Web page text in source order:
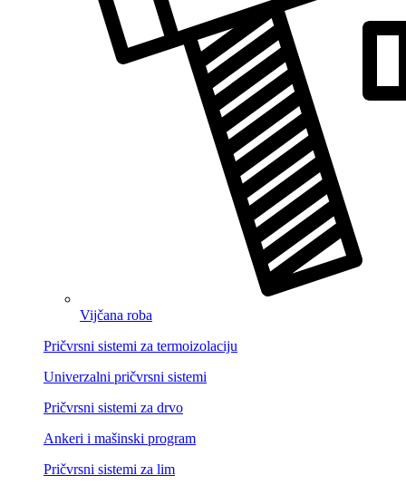
Vijčana roba
Pričvrsni sistemi za termoizolaciju
Univerzalni pričvrsni sistemi
Pričvrsni sistemi za drvo
Ankeri i mašinski program
Pričvrsni sistemi za lim